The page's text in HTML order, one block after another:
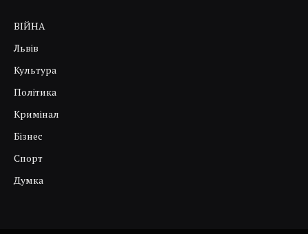
ВІЙНА
Львів
Культура
Політика
Кримінал
Бізнес
Спорт
Думка